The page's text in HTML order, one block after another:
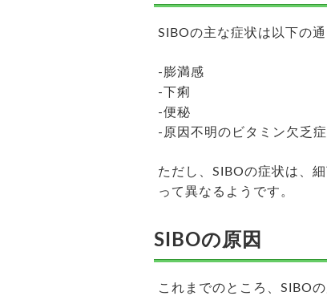
SIBOの主な症状は以下の通
-膨満感
-下痢
-便秘
-原因不明のビタミン欠乏
ただし、SIBOの症状は、
って異なるようです。
SIBOの原因
これまでのところ、SIBO